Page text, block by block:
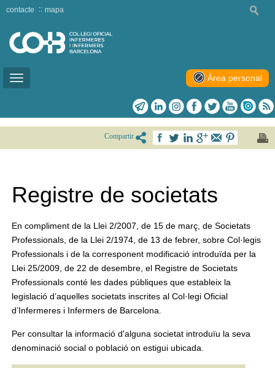
Toggle
contacte mapa
Àrea personal
Compartir
Registre de societats
En compliment de la Llei 2/2007, de 15 de març, de Societats
Professionals, de la Llei 2/1974, de 13 de febrer, sobre Col·legis
Professionals i de la corresponent modificació introduïda per la
Llei 25/2009, de 22 de desembre, el Registre de Societats
Professionals conté les dades públiques que estableix la
legislació d’aquelles societats inscrites al Col·legi Oficial
d’Infermeres i Infermers de Barcelona.
Per consultar la informació d'alguna societat introduïu la seva
denominació social o població on estigui ubicada.